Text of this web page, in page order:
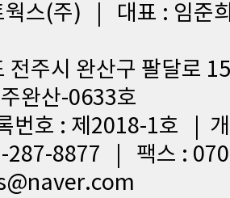
웍스(주) | 대표 : 임
전주시 완산구 팔달로
완산-0633호
번호 : 제2018-1호 |
287-8877 | 팩스 :